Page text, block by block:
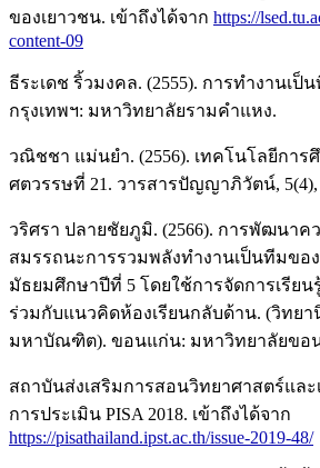
ของเยาวชน. เข้าถึงได้จาก https://
content-09
ธีระเดช ริ้วมงคล. (2555). การทำงานเป็
กรุงเทพฯ: มหาวิทยาลัยรามคำแหง.
วณิชชา แม่นยำ. (2556). เทคโนโลยีการ
ศตวรรษที่ 21. วารสารปัญญาภิวัตน์, 5(4),
วริศรา ปลายชัยภูมิ. (2566). การพัฒนาค
สมรรถนะการรวมพลังทำงานเป็นทีมขอ
มัธยมศึกษาปีที่ 5 โดยใช้การจัดการเรียน
ร่วมกับแนวคิดห้องเรียนกลับด้าน. (วิทย
มหาบัณฑิต). ขอนแก่น: มหาวิทยาลัยขอ
สถาบันส่งเสริมการสอนวิทยาศาสตร์และ
การประเมิน PISA 2018. เข้าถึงได้จาก
https://pisathailand.ipst.ac.th/issue-2019-48/